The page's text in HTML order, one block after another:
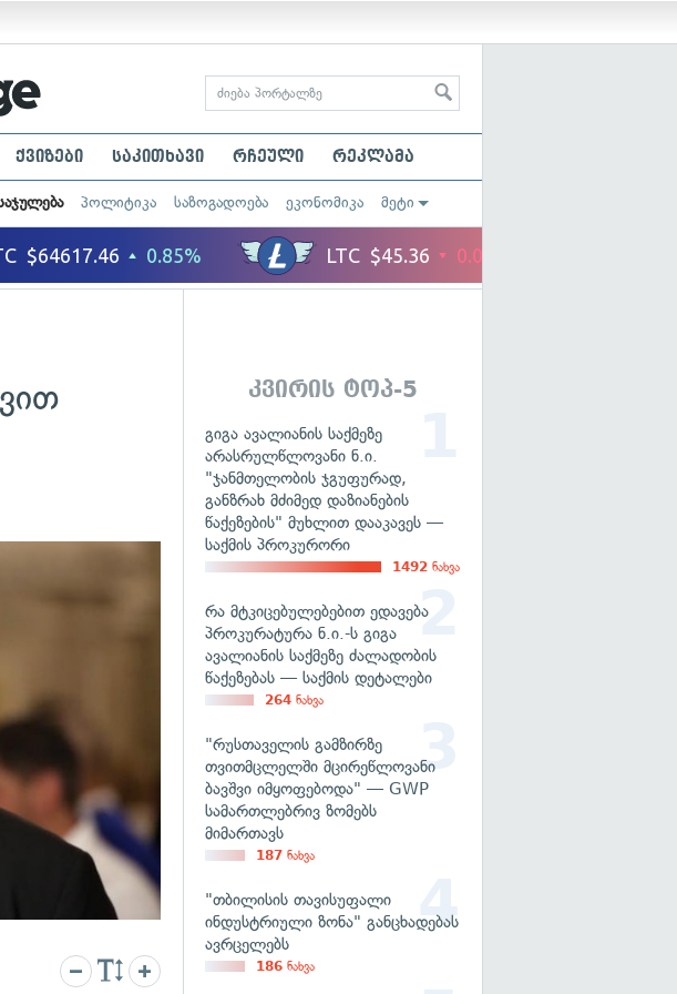
ქვიზები საკითხავი რჩეული რეკლამა
პოლიტიკა საზოგადოება ეკონომიკა მეტი
კვირის ტოპ-5
გიგა ავალიანის საქმეზე
არასრულწლოვანი ნ.ი.
"ჯანმთელობის ჯგუფურად,
განზრახ მძიმედ დაზიანების
წაქეზების" მუხლით დააკავეს —
საქმის პროკურორი
1492 ნახვა
რა მტკიცებულებებით ედავება
პროკურატურა ნ.ი.-ს გიგა
ავალიანის საქმეზე ძალადობის
წაქეზებას — საქმის დეტალები
264 ნახვა
"რუსთაველის გამზირზე
თვითმცლელში მცირეწლოვანი
ბავშვი იმყოფებოდა" — GWP
სამართლებრივ ზომებს
მიმართავს
187 ნახვა
"თბილისის თავისუფალი
ინდუსტრიული ზონა" განცხადებას
ავრცელებს
186 ნახვა